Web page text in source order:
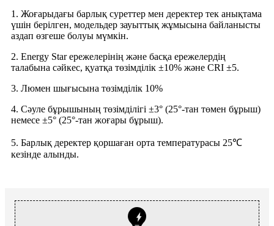
1. Жоғарыдағы барлық суреттер мен деректер тек анықтама
үшін берілген, модельдер зауыттық жұмысына байланысты
аздап өзгеше болуы мүмкін.
2. Energy Star ережелерінің және басқа ережелердің
талабына сәйкес, қуатқа төзімділік ±10% және CRI ±5.
3. Люмен шығысына төзімділік 10%
4. Сәуле бұрышының төзімділігі ±3° (25°-тан төмен бұрыш)
немесе ±5° (25°-тан жоғары бұрыш).
5. Барлық деректер қоршаған орта температурасы 25℃
кезінде алынды.